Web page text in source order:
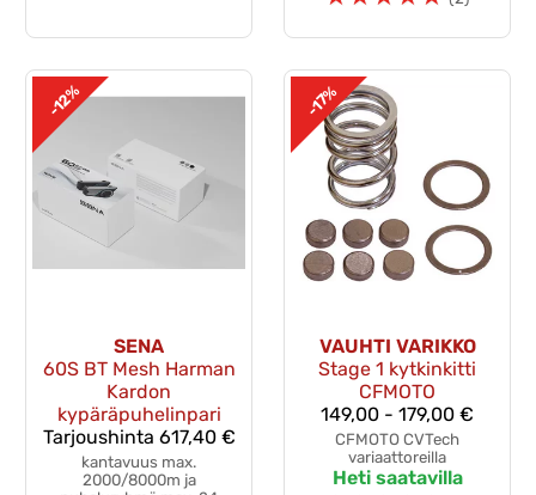
-12%
SENA
60S BT Mesh Harman
Kardon
kypäräpuhelinpari
Tarjoushinta 617,40 €
kantavuus max.
2000/8000m ja
-17%
VAUHTI VARIKKO
Stage 1 kytkinkitti
CFMOTO
149,00 - 179,00 €
CFMOTO CVTech
variaattoreilla
Heti saatavilla